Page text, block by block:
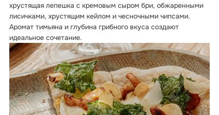
хрустящая лепешка с кремовым сыром бри, обжаренными
лисичками, хрустящим кейлом и чесночными чипсами.
Аромат тимьяна и глубина грибного вкуса создают
идеальное сочетание.